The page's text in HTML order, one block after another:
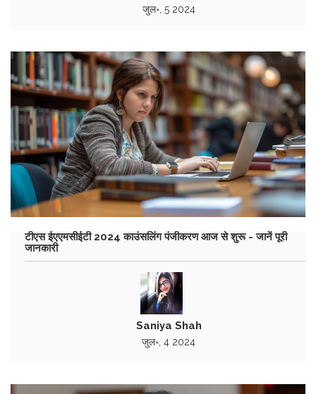
जुल॰, 5 2024
टीएस ईएएमसीईटी 2024 काउंसलिंग पंजीकरण आज से शुरू - जानें पूरी
जानकारी
Saniya Shah
जुल॰, 4 2024